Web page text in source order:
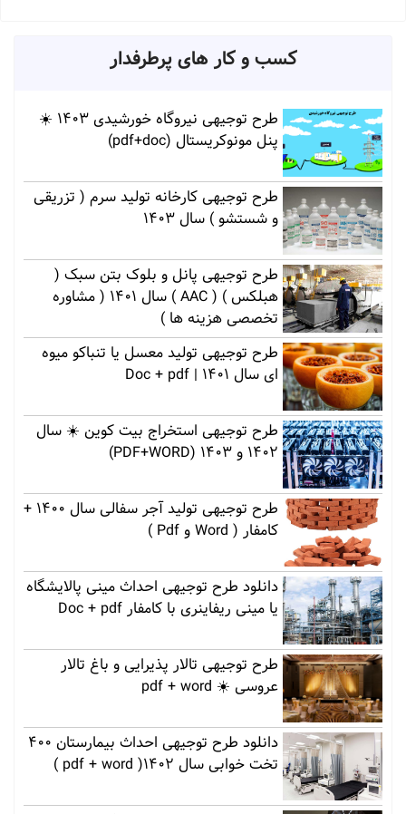
کسب و کار های پرطرفدار
طرح توجیهی نیروگاه خورشیدی 1403 ☀️
پنل مونوکریستال (pdf+doc)
طرح توجیهی کارخانه تولید سرم ( تزریقی
و شستشو ) سال 1403
طرح توجیهی پانل و بلوک بتن سبک (
هبلکس ) ( AAC ) سال 1401 ( مشاوره
تخصصی هزینه ها )
طرح توجیهی تولید معسل یا تنباکو میوه
ای سال 1401 | Doc + pdf
طرح توجیهی استخراج بیت کوین ☀️ سال
1402 و 1403 (PDF+WORD)
طرح توجیهی تولید آجر سفالی سال 1400 +
کامفار ( Word و Pdf )
دانلود طرح توجیهی احداث مینی پالایشگاه
یا مینی ریفاینری با کامفار Doc + pdf
طرح توجیهی تالار پذیرایی و باغ تالار
عروسی ☀️ pdf + word
دانلود طرح توجیهی احداث بیمارستان 400
تخت خوابی سال 1402( pdf + word )